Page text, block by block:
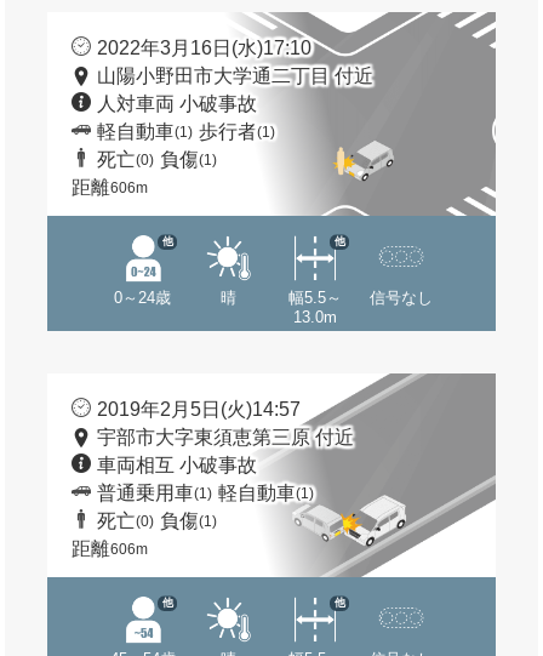
2022年3月16日(水)17:10
山陽小野田市大学通二丁目 付近
人対車両 小破事故
軽自動車(1) 歩行者(1)
死亡(0) 負傷(1)
距離606m
0～24歳
他
晴
幅5.5～
13.0m
他
信号なし
2019年2月5日(火)14:57
宇部市大字東須恵第三原 付近
車両相互 小破事故
普通乗用車(1) 軽自動車(1)
死亡(0) 負傷(1)
距離606m
他 他